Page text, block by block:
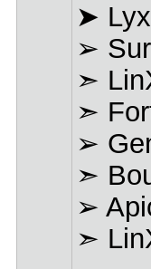
➤
➢
➣
➣
➢
➣
➢
➣